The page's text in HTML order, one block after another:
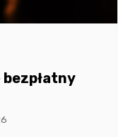
bezpłatny